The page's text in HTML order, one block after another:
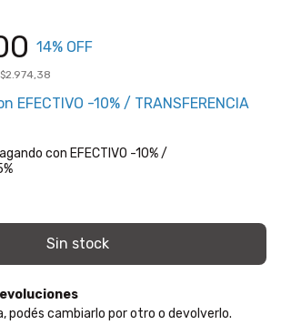
14% OFF
$2.974,38
EFECTIVO -10% / TRANSFERENCIA
con EFECTIVO -10% /
podés cambiarlo por otro o devolverlo.